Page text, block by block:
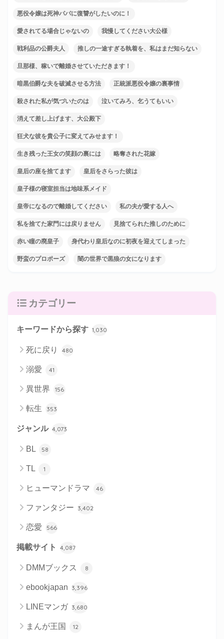
悪役令嬢は死神パパに復讐がしたいのに！
愛されてる場合じゃないの 我慢してください大公様
戦利品の公爵夫人 推しの一途すぎる執着を、私はまだ知らない
旦那様、稼いで離婚させていただきます！
暗黒伯爵な夫を破滅させる方法 正統派悪役令嬢の裏事情
殺された私が気づいたのは 泣いてみろ、乞うてもいい
消えて差し上げます、大公殿下
狂犬な彼を貴公子に変えてみせます！
生き残った王女の笑顔の裏には 略奪された花嫁
皇后の座を捨てます 皇后をさらった彼は
皇子様の寝室担当は地味系メイド
皇帝になるので離婚してください 私の夫が愛する人へ
私を捨てた家門には戻りません 見捨てられた推しのために
赤い瞳の廃皇子 身代わり皇后なのに初夜を迎えてしまった
野蛮のプロポーズ 闇の世界で黒狼の女になります
カテゴリー
キーワードから探す 1,030
死に戻り 480
溺愛 41
異世界 156
転生 353
ジャンル 4,073
BL 58
TL 1
ヒューマンドラマ 46
ファンタジー 3,402
恋愛 566
掲載サイト 4,087
DMMブックス 8
ebookjapan 3,396
LINEマンガ 3,680
まんが王国 12